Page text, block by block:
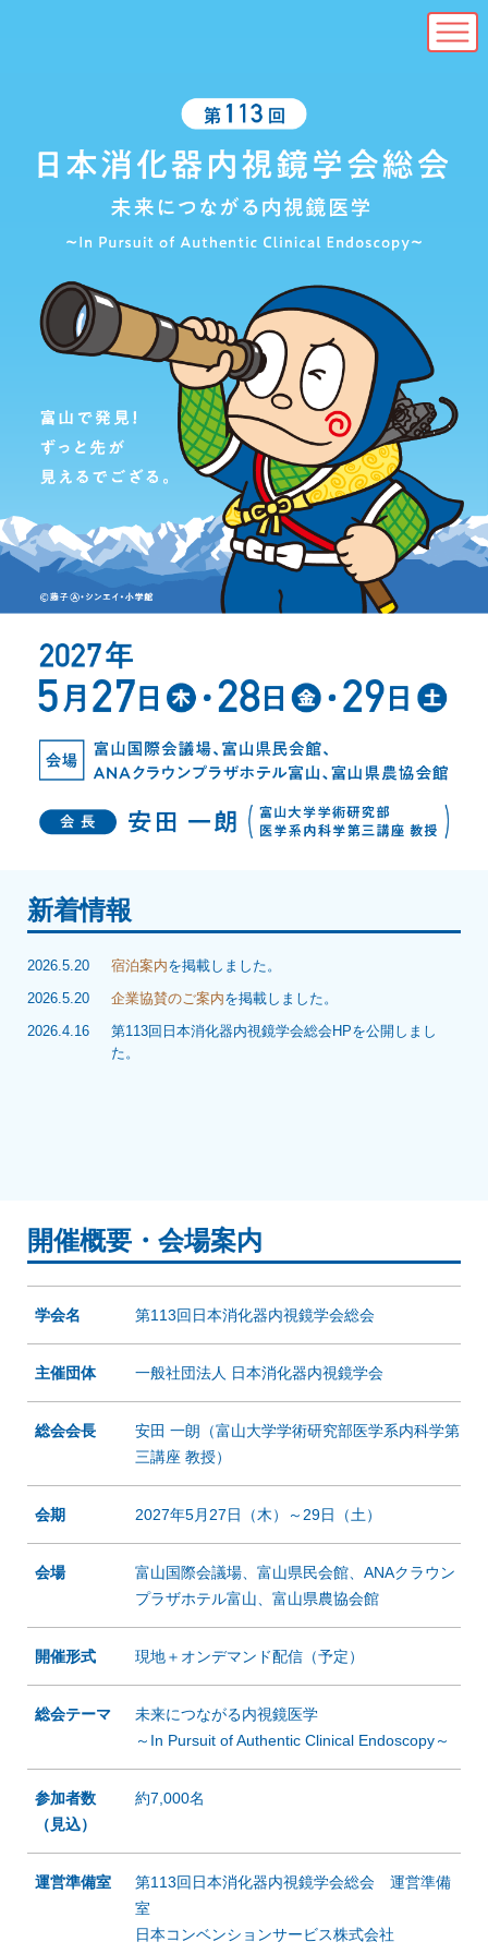
新着情報
2026.5.20 宿泊案内を掲載しました。
2026.5.20
企業協賛のご案内を掲載しました。
2026.4.16
第113回日本消化器内視鏡学会総会HPを公開しまし
た。
開催概要・会場案内
学会名 第113回日本消化器内視鏡学会総会
主催団体 一般社団法人 日本消化器内視鏡学会
総会会長
安田 一朗（富山大学学術研究部医学系内科学第
三講座 教授）
会期 2027年5月27日（木）～29日（土）
会場
富山国際会議場、富山県民会館、ANAクラウン
プラザホテル富山、富山県農協会館
開催形式 現地＋オンデマンド配信（予定）
総会テーマ
未来につながる内視鏡医学
～In Pursuit of Authentic Clinical Endoscopy～
参加者数
（見込）
約7,000名
運営準備室
第113回日本消化器内視鏡学会総会 運営準備
室
日本コンベンションサービス株式会社